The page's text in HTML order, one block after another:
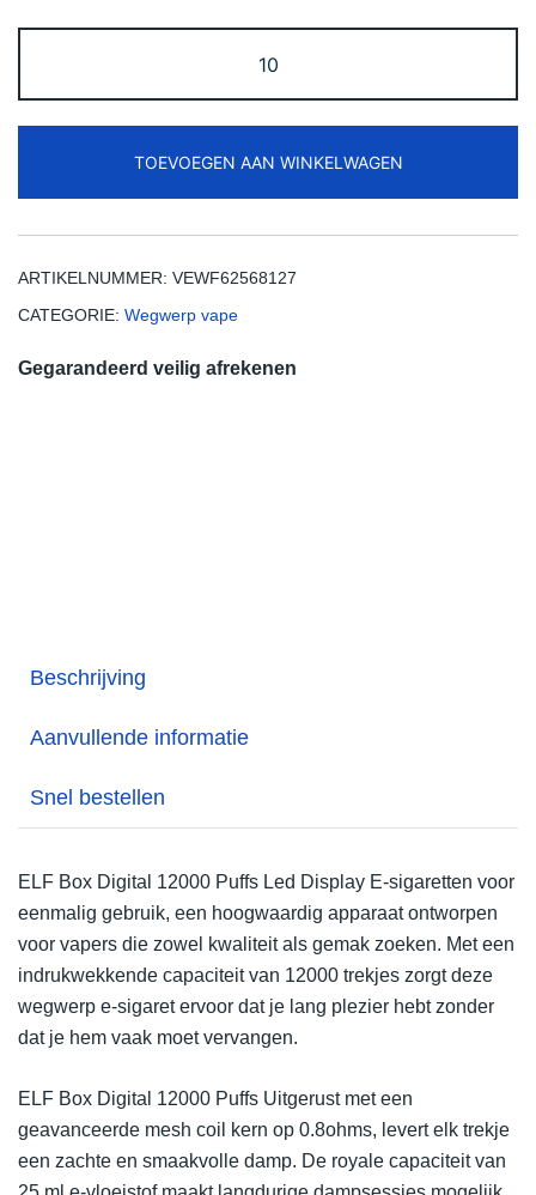
Box
Digital
Puffs
Disposable
Vape
TOEVOEGEN AAN WINKELWAGEN
ARTIKELNUMMER: VEWF62568127
CATEGORIE: Wegwerp vape
Gegarandeerd veilig afrekenen
Beschrijving
Aanvullende informatie
Snel bestellen
ELF Box Digital 12000 Puffs Led Display E-sigaretten voor
eenmalig gebruik, een hoogwaardig apparaat ontworpen
voor vapers die zowel kwaliteit als gemak zoeken. Met een
indrukwekkende capaciteit van 12000 trekjes zorgt deze
wegwerp e-sigaret ervoor dat je lang plezier hebt zonder
dat je hem vaak moet vervangen.
ELF Box Digital 12000 Puffs Uitgerust met een
geavanceerde mesh coil kern op 0.8ohms, levert elk trekje
een zachte en smaakvolle damp. De royale capaciteit van